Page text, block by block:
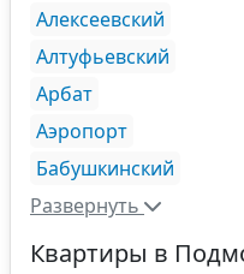
Алексеевский
Алтуфьевский
Арбат
Аэропорт
Бабушкинский
Развернуть
Квартиры в